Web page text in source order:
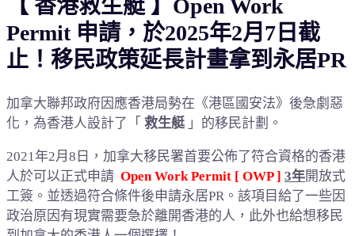
【 香港救生艇 】Open Work
Permit 申請，於2025年2月7日截
止！移民政策延長計畫拿到永居PR
加拿大聯邦政府因應香港局勢在《港區國安法》後急劇惡
化，為香港人設計了「 救生艇 」的移民計劃。
2021年2月8日，加拿大移民署首要公佈了符合資格的香港
人於可以正式申請 Open Work Permit [ OWP ] 3年開放式
工簽。並透過符合條件後申請永居PR。該項目給了一些因
政治原因有現實需要急於離開香港的人，此外也給想移民